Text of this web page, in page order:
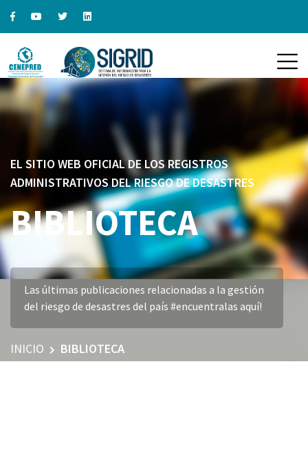
EL SITIO WEB OFICIAL DE LOS REGISTROS
ADMINISTRATIVOS DEL RIESGO DE DESASTRES
BIBLIOTECA
Las últimas publicaciones relacionadas a la gestión
del riesgo de desastres del país #encuentralas aquí!
INICIO BIBLIOTECA